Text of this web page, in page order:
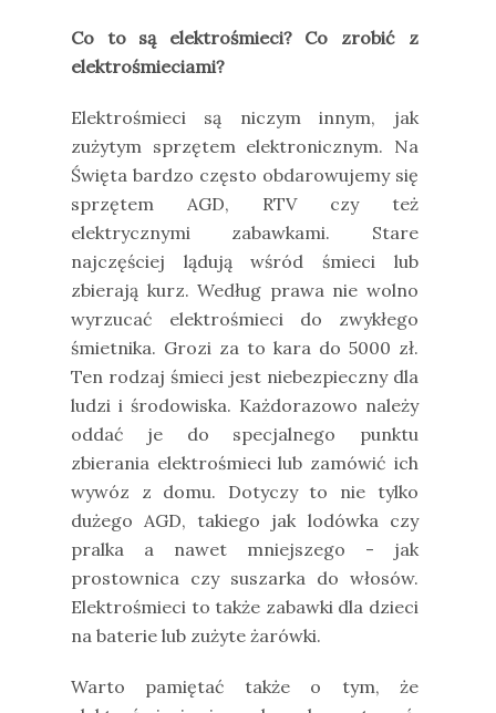
Co to są elektrośmieci? Co zrobić z
elektrośmieciami?
Elektrośmieci są niczym innym, jak
zużytym sprzętem elektronicznym. Na
Święta bardzo często obdarowujemy się
sprzętem AGD, RTV czy też
elektrycznymi zabawkami. Stare
najczęściej lądują wśród śmieci lub
zbierają kurz. Według prawa nie wolno
wyrzucać elektrośmieci do zwykłego
śmietnika. Grozi za to kara do 5000 zł.
Ten rodzaj śmieci jest niebezpieczny dla
ludzi i środowiska. Każdorazowo należy
oddać je do specjalnego punktu
zbierania elektrośmieci lub zamówić ich
wywóz z domu. Dotyczy to nie tylko
dużego AGD, takiego jak lodówka czy
pralka a nawet mniejszego - jak
prostownica czy suszarka do włosów.
Elektrośmieci to także zabawki dla dzieci
na baterie lub zużyte żarówki.
Warto pamiętać także o tym, że